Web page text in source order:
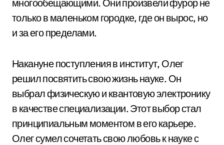
многообещающими. Они произвели фурор не
только в маленьком городке, где он вырос, но
и за его пределами.
Накануне поступления в институт, Олег
решил посвятить свою жизнь науке. Он
выбрал физическую и квантовую электронику
в качестве специализации. Этот выбор стал
принципиальным моментом в его карьере.
Олег сумел сочетать свою любовь к науке с